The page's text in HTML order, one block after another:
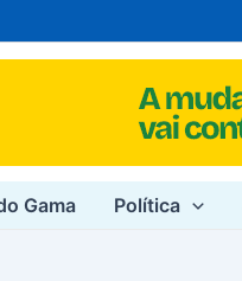
Gama Política